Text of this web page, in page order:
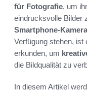
für Fotografie, um
eindrucksvolle Bilder
Smartphone-
Verfügung stehen, ist
erkunden, um
die Bildqualität zu
In diesem Artikel